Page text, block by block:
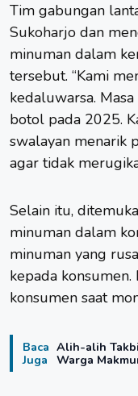
Tim gabungan
Sukoharjo dan
minuman dalam
tersebut. “Kami
kedaluwarsa.
botol pada 2025.
swalayan menarik
agar tidak
Selain itu,
minuman dalam
minuman yang
kepada
konsumen saat
Baca
Juga
Alih-alih
Warga